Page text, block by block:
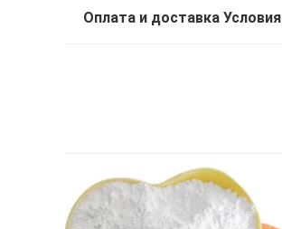
Оплата и доставка Условия